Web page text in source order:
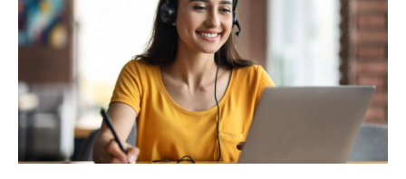
ACCIÓ SOCIAL I JOVES
ESPLAIS
ACCIÓ SOCIAL I JOVES
ESPLAIS